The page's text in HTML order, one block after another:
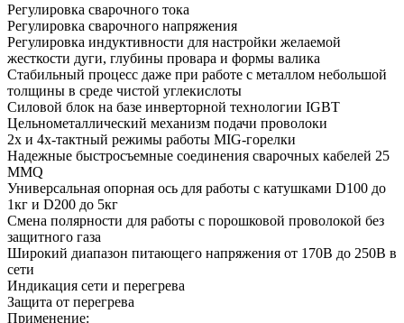
Регулировка сварочного тока
Регулировка сварочного напряжения
Регулировка индуктивности для настройки желаемой
жесткости дуги, глубины провара и формы валика
Стабильный процесс даже при работе с металлом небольшой
толщины в среде чистой углекислоты
Силовой блок на базе инверторной технологии IGBT
Цельнометаллический механизм подачи проволоки
2х и 4х-тактный режимы работы MIG-горелки
Надежные быстросъемные соединения сварочных кабелей 25
MMQ
Универсальная опорная ось для работы с катушками D100 до
1кг и D200 до 5кг
Смена полярности для работы с порошковой проволокой без
защитного газа
Широкий диапазон питающего напряжения от 170В до 250В в
сети
Индикация сети и перегрева
Защита от перегрева
Применение: